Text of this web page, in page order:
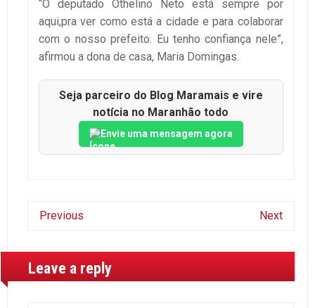
“O deputado Othelino Neto está sempre por
aqui,pra ver como está a cidade e para colaborar
com o nosso prefeito. Eu tenho confiança nele”,
afirmou a dona de casa, Maria Domingas.
Seja parceiro do Blog Maramais e vire
notícia no Maranhão todo
Envie uma mensagem agora
Previous Next
Leave a reply